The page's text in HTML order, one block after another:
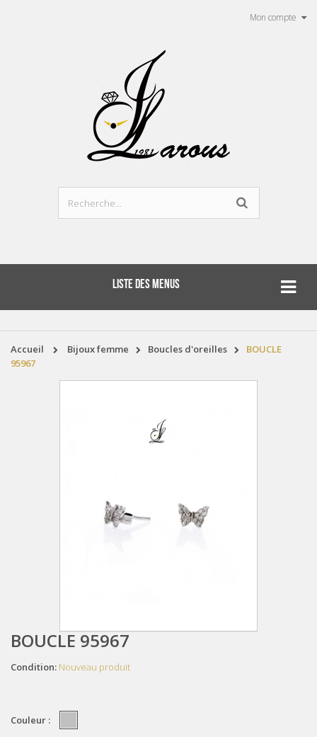
Mon compte
LISTE DES MENUS
accueil bijoux femme boucles d'oreilles
BOUCLE
95967
BOUCLE 95967
Condition: Nouveau produit
Couleur :